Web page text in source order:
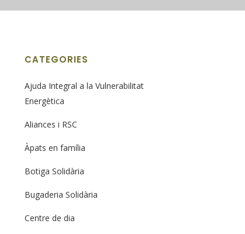
CATEGORIES
Ajuda Integral a la Vulnerabilitat
Energètica
Aliances i RSC
Àpats en família
Botiga Solidària
Bugaderia Solidària
Centre de dia